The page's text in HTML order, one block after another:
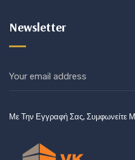
Newsletter
Με Την Εγγραφή Σας, Συμφωνείτε